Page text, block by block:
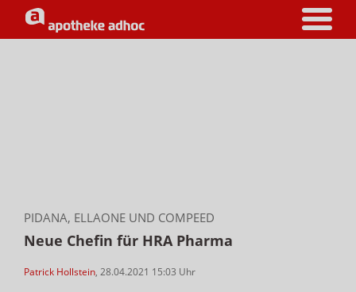
PIDANA, ELLAONE UND COMPEED
Neue Chefin für HRA Pharma
Patrick Hollstein, 28.04.2021 15:03 Uhr